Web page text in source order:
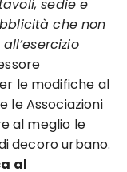
sedie e
che non
le modifiche al
le Associazioni
al meglio le
decoro urbano.
al